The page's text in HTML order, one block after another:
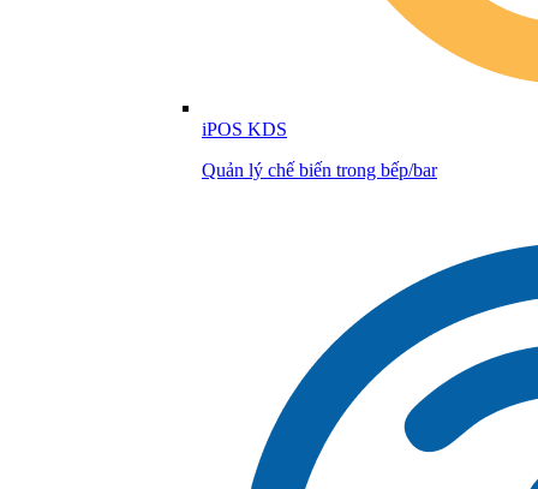
iPOS KDS
Quản lý chế biến trong bếp/bar